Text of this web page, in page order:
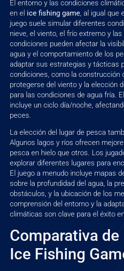
El entorno y las condiciones
en el ice fishing game , al igual que
juego suele simular diferentes
nieve, el viento, el frío extremo y
condiciones pueden afectar la
agua y el comportamiento de los
adaptar sus estrategias y tácticas
condiciones, como la construcción
protegerse del viento y la elección
para las condiciones de agua fría.
incluye un ciclo día/noche,
peces.
La elección del lugar de pesca
Algunos lagos y ríos ofrecen
pesca en hielo que otros. Los
explorar diferentes lugares para
El juego a menudo incluye mapas
sobre la profundidad del agua, la
obstáculos, y la ubicación de los
comprensión del entorno y la
climáticas son clave para el éxito
Comparativa
Ice Fishing